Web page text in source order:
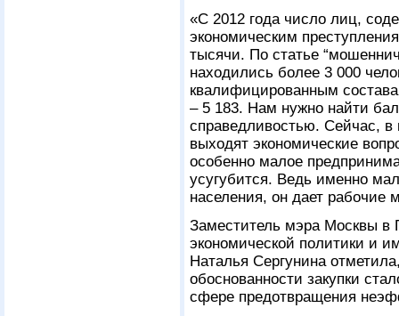
«С 2012 года число лиц,
экономическим
тысячи. По статье
находились более 3 000
квалифицированным
– 5 183. Нам нужно найти
справедливостью. Сейчас, в
выходят экономические
особенно малое
усугубится. Ведь именно
населения, он дает рабочие
Заместитель мэра Москвы в
экономической политики и
Наталья Сергунина
обоснованности закупки
сфере предотвращения